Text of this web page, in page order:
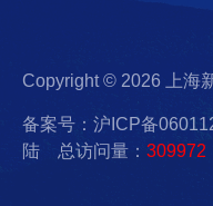
Copyright © 2026 上海
备案号：沪ICP备
陆 总访问量： 309972